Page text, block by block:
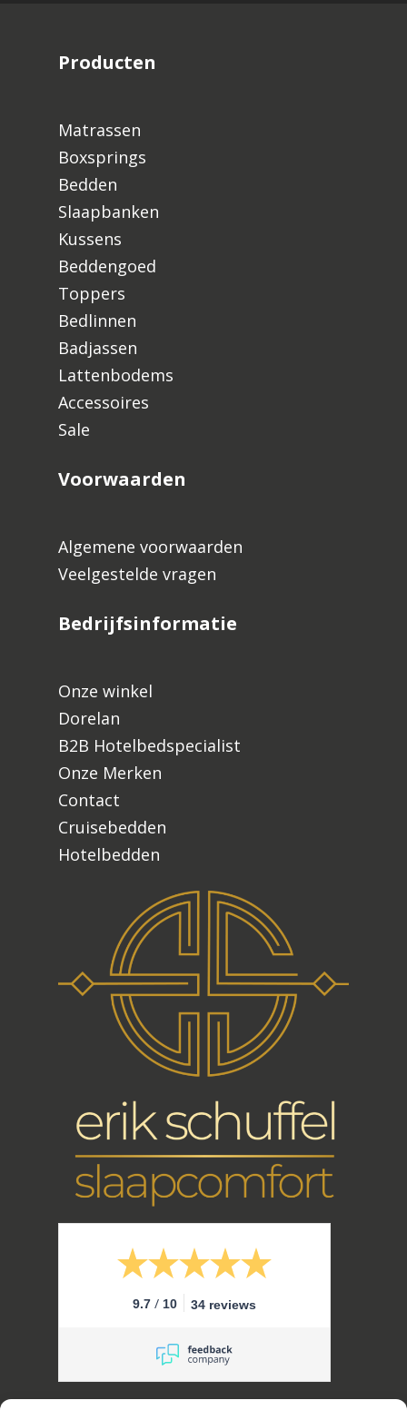
Producten
Matrassen
Boxsprings
Bedden
Slaapbanken
Kussens
Beddengoed
Toppers
Bedlinnen
Badjassen
Lattenbodems
Accessoires
Sale
Voorwaarden
Algemene voorwaarden
Veelgestelde vragen
Bedrijfsinformatie
Onze winkel
Dorelan
B2B Hotelbedspecialist
Onze Merken
Contact
Cruisebedden
Hotelbedden
9.7 / 10 34 reviews